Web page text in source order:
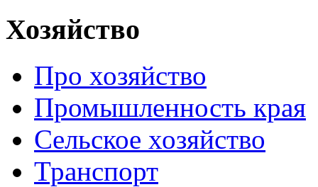
Хозяйство
Про хозяйство
Промышленность края
Сельское хозяйство
Транспорт